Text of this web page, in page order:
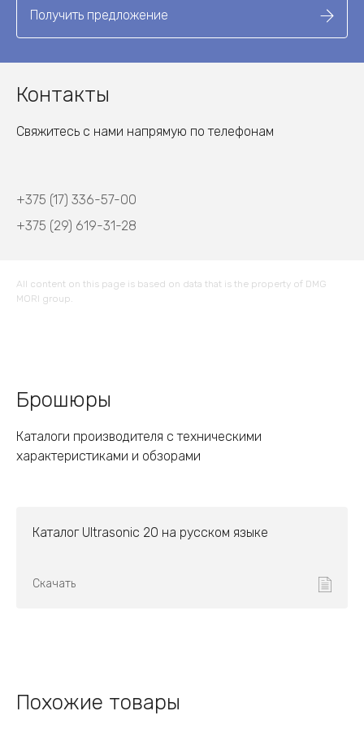
Получить предложение
Контакты
Свяжитесь с нами напрямую по телефонам
+375 (17) 336-57-00
+375 (29) 619-31-28
All content on this page is based on data that is the property of DMG
MORI group.
Брошюры
Каталоги производителя с техническими
характеристиками и обзорами
Каталог Ultrasonic 20 на русском языке
Скачать
Похожие товары